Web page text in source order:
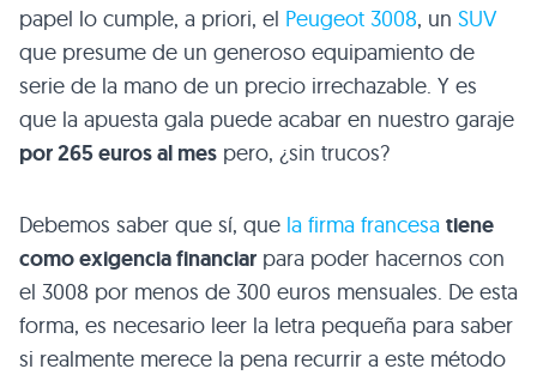
papel lo cumple, a priori, el Peugeot 3008, un SUV
que presume de un generoso equipamiento de
serie de la mano de un precio irrechazable. Y es
que la apuesta gala puede acabar en nuestro garaje
por 265 euros al mes pero, ¿sin trucos?
Debemos saber que sí, que la firma francesa tiene
como exigencia financiar para poder hacernos con
el 3008 por menos de 300 euros mensuales. De esta
forma, es necesario leer la letra pequeña para saber
si realmente merece la pena recurrir a este método